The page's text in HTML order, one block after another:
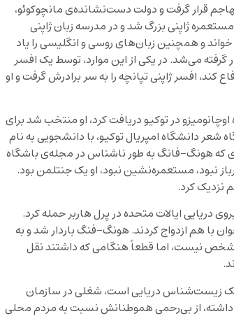
تهاجم قرار گرفت و دولت دست‌نشانده‌ی مانچوکوئو،
ژاپنی بزرگ شد و در مدرسه زبان ژاپنی
خواند و همچنین زبان‌های روسی و انگلیسی را یاد
می‌شد. در یکی از این موارد، توسط یک افسر
کند، افسر ژاپنی تپانچه را به سر برادرش گرفت و او
اوچانومیزو در توکیو دریافت کرد، او منتخب شد برای
دانشگاه امپریال توکیو، با دانشجویی به نام
که هونگ-فانگ به طور ناشناس در مجله‌ی باشگاه
نبود، مستعمره‌نشین نبود، او یک جنتلمن بود.
نزدیک کرد.
به پایگاه نیروی دریایی ایالات متحده در پرل هاربر حمله کرد.
با هم ازدواج کردند. هونگ-فنگ باردار ‌شد و به
نیست، اما قطعاً هنگامی که داشتند نقل
یک زیست‌شناس دریایی است، شغلی در سازمان
داشته، از بی‌رحمی هموطنانش نسبت به مردم محلی